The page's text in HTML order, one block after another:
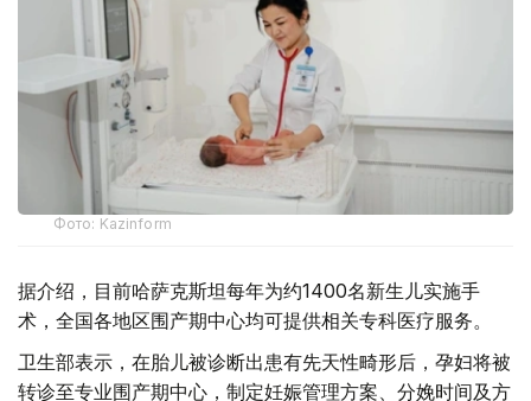
Фото: Kazinform
据介绍，目前哈萨克斯坦每年为约1400名新生儿实施手
术，全国各地区围产期中心均可提供相关专科医疗服务。
卫生部表示，在胎儿被诊断出患有先天性畸形后，孕妇将被
转诊至专业围产期中心，制定妊娠管理方案、分娩时间及方